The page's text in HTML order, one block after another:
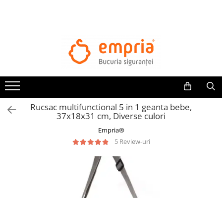
Bariere protectie pentru pat
Protectii mobilier
Banda protectie mobila copii
Protectie colturi mobila copii
Sigurante pentru sertare si usi
Sigurante geamuri si usi glisante
Kituri de siguranta pentru copii si
Rucsac multifunctional 5 in 1 geanta bebe,
37x18x31 cm, Diverse culori
Empria®
5 Review-uri